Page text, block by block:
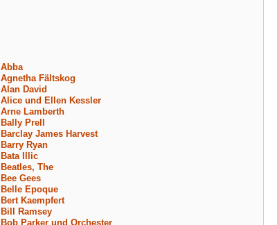
Abba
Agnetha Fältskog
Alan David
Alice und Ellen Kessler
Arne Lamberth
Bally Prell
Barclay James Harvest
Barry Ryan
Bata Illic
Beatles, The
Bee Gees
Belle Epoque
Bert Kaempfert
Bill Ramsey
Bob Parker und Orchester